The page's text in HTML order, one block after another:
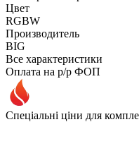
Цвет
RGBW
Производитель
BIG
Все характеристики
Оплата на р/р ФОП
Спеціальні ціни для